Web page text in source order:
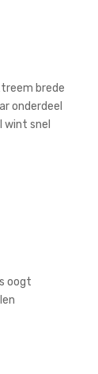
brede
onderdeel
snel
oogt